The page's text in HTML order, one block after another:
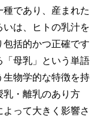
であり、産まれた
は、ヒトの乳汁を
括的かつ正確です
「母乳」という単語
生物学的な特徴を持
乳・離乳のあり方
って大きく影響さ